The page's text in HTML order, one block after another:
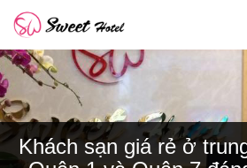
Khách sạn giá rẻ ở